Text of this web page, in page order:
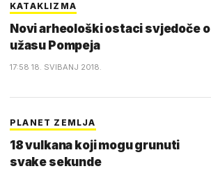
KATAKLIZMA
Novi arheološki ostaci svjedoče o
užasu Pompeja
17:58 18. SVIBANJ 2018.
PLANET ZEMLJA
18 vulkana koji mogu grunuti
svake sekunde